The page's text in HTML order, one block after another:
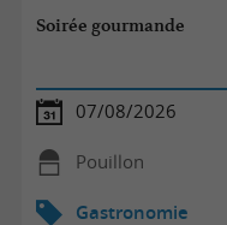
Soirée gourmande
07/08/2026
Pouillon
Gastronomie